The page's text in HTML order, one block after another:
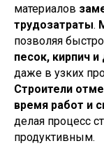
материалов
трудозатраты.
позволяя
песок, кирпич
даже в узких
Строители
время работ и
делая процесс
продуктивным.